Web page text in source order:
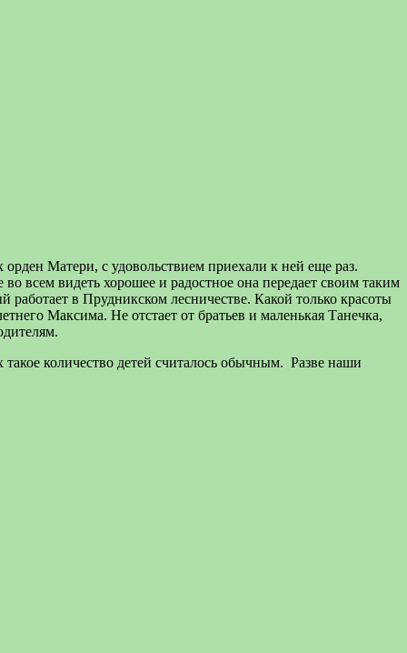
Матери, с удовольствием приехали к ней еще раз.
всем видеть хорошее и радостное она передает своим таким
в Прудникском лесничестве. Какой только красоты
Максима. Не отстает от братьев и маленькая Танечка,
количество детей считалось обычным. Разве наши